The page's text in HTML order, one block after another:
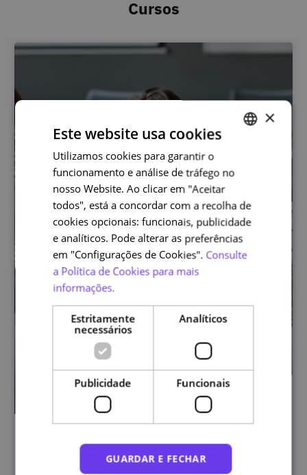
Cursos
ENGLISH
×
Este website usa cookies
Utilizamos cookies para garantir o
funcionamento e análise de tráfego no
nosso Website. Ao clicar em "Aceitar
todos", está a concordar com a recolha de
cookies opcionais: funcionais, publicidade
e analíticos. Pode alterar as preferências
em "Configurações de Cookies". Consulte
a Política de Cookies para mais
informações.
Estritamente
necessários
Analíticos
Publicidade Funcionais
GUARDAR E FECHAR